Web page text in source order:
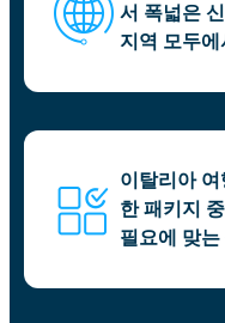
서 폭넓은
지역 모두
이탈리아
한 패키지
필요에 맞